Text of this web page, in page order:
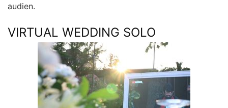
audien.
VIRTUAL WEDDING SOLO